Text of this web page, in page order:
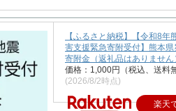
【ふるさと納税】【令和8年
害支援緊急寄附受付】熊本県
寄附金（返礼品はありません
価格：1,000円（税込、送料
(2026/8/2時点)
楽天